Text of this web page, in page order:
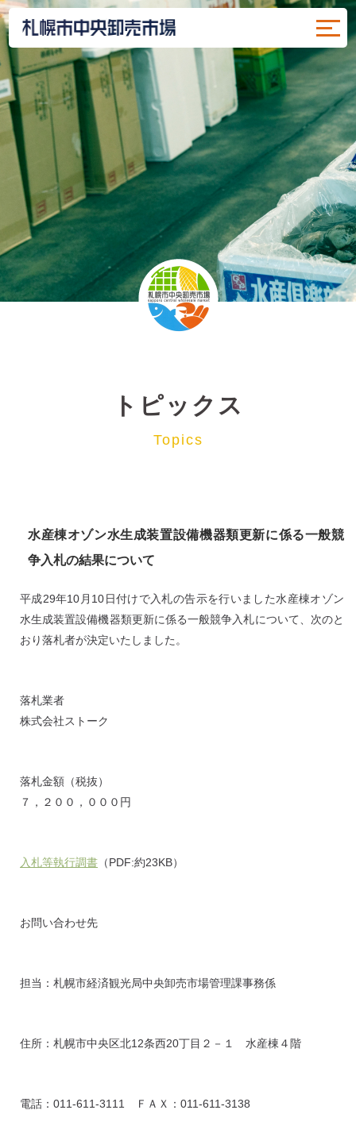
トピックス
Topics
水産棟オゾン水生成装置設備機器類更新に係る一般競
争入札の結果について
平成29年10月10日付けで入札の告示を行いました水産棟オゾン
水生成装置設備機器類更新に係る一般競争入札について、次のと
おり落札者が決定いたしました。
落札業者
株式会社ストーク
落札金額（税抜）
７，２００，０００円
入札等執行調書 （PDF:約23KB）
お問い合わせ先
担当：札幌市経済観光局中央卸売市場管理課事務係
住所：札幌市中央区北12条西20丁目２－１ 水産棟４階
電話：011-611-3111 ＦＡＸ：011-611-3138